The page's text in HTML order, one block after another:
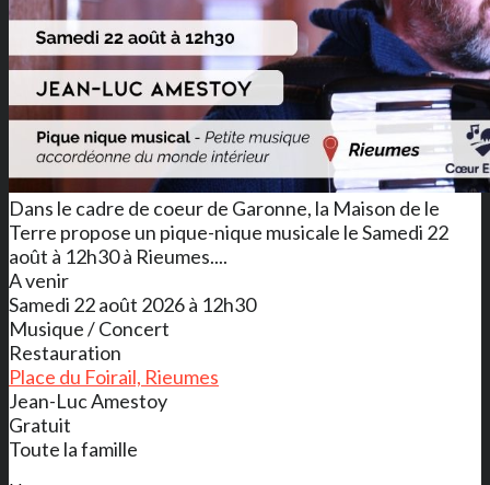
Dans le cadre de coeur de Garonne, la Maison de le
Terre propose un pique-nique musicale le Samedi 22
août à 12h30 à Rieumes....
A venir
Samedi 22 août 2026 à 12h30
Musique / Concert
Restauration
Place du Foirail, Rieumes
Jean-Luc Amestoy
Gratuit
Toute la famille